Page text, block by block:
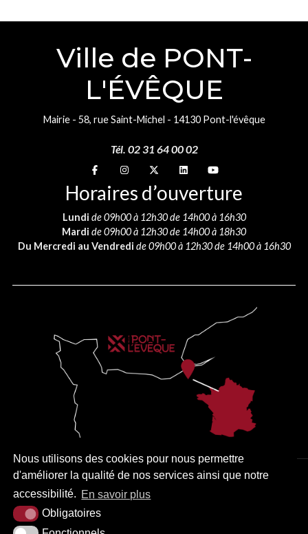
Nous utilisons des cookies pour nous permettre
d'améliorer la qualité de nos services ainsi que notre
accessibilité. En savoir plus
Obligatoires
Ville de PONT-
L'ÉVÊQUE
Mairie - 58, rue Saint-Michel - 14130 Pont-l'évêque
Tél. 02 31 64 00 02
Suivez-nous sur
Suivez-nous sur
Suivez-nous sur
Suivez-nous sur
Suivez-nous sur
Horaires d’ouverture
Lundi de 09h00 à 12h30 de 14h00 à 16h30
Mardi de 09h00 à 12h30 de 14h00 à 18h30
Du Mercredi au Vendredi de 09h00 à 12h30 de 14h00 à 16h30
PLAN DU SITE MENTIONS LÉGALES ACCESSIBILITÉ